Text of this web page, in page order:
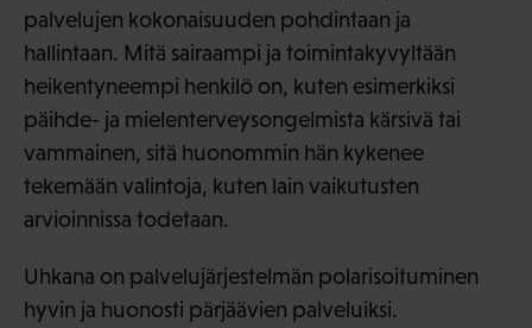
palvelujen kokonaisuuden pohdintaan ja
hallintaan. Mitä sairaampi ja toimintakyvyltään
heikentyneempi henkilö on, kuten esimerkiksi
päihde- ja mielenterveysongelmista kärsivä tai
vammainen, sitä huonommin hän kykenee
tekemään valintoja, kuten lain vaikutusten
arvioinnissa todetaan.
Uhkana on palvelujärjestelmän polarisoituminen
hyvin ja huonosti pärjäävien palveluiksi.